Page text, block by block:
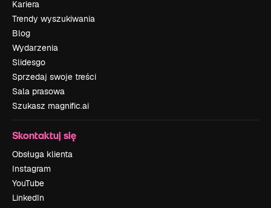
Kariera
Trendy wyszukiwania
Blog
Wydarzenia
Slidesgo
Sprzedaj swoje treści
Sala prasowa
Szukasz magnific.ai
Skontaktuj się
Obsługa klienta
Instagram
YouTube
LinkedIn